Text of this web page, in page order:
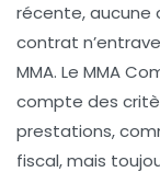
récente, aucune
contrat
MMA. Le MMA
compte des
prestations,
fiscal, mais